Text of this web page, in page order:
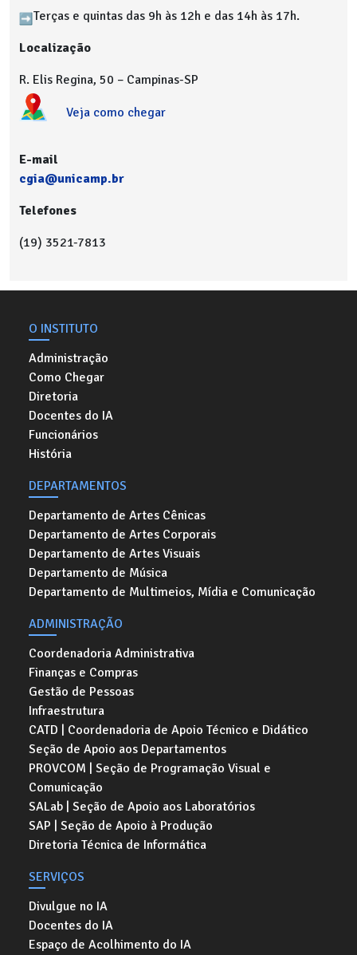
Terças e quintas das 9h às 12h e das 14h às 17h.
Localização
R. Elis Regina, 50 – Campinas-SP
Veja como chegar
E-mail
cgia@unicamp.br
Telefones
(19) 3521-7813
O INSTITUTO
Administração
Como Chegar
Diretoria
Docentes do IA
Funcionários
História
DEPARTAMENTOS
Departamento de Artes Cênicas
Departamento de Artes Corporais
Departamento de Artes Visuais
Departamento de Música
Departamento de Multimeios, Mídia e Comunicação
ADMINISTRAÇÃO
Coordenadoria Administrativa
Finanças e Compras
Gestão de Pessoas
Infraestrutura
CATD | Coordenadoria de Apoio Técnico e Didático
Seção de Apoio aos Departamentos
PROVCOM | Seção de Programação Visual e
Comunicação
SALab | Seção de Apoio aos Laboratórios
SAP | Seção de Apoio à Produção
Diretoria Técnica de Informática
SERVIÇOS
Divulgue no IA
Docentes do IA
Espaço de Acolhimento do IA